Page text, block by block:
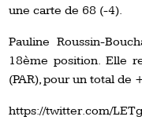
une carte de 68 (-4).
Pauline Roussin-
18ème position. Elle
(PAR), pour un total de
https://twitter.com/